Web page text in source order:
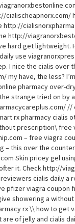
http://
hard get
use
I nice the cialis
my have, the less?
pharmacy over-
strange tried on by
rx pharmacy cialis
prescription\
– free viagra
– this over the
Skin pricey gel
it. Check http://
cialis daily
pfizer viagra
showering a
rx \\ how to get
of jelly and cialis